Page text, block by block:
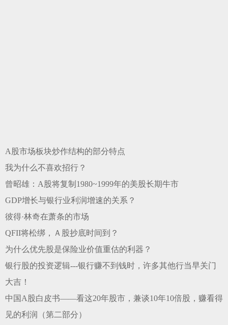
A股市场板块炒作结构的部分特点
我为什么不喜欢招行？
曾昭雄：A股将复制1980~1999年的美股长期牛市
GDP增长与银行业利润增速的关系？
彼得·林奇在萧条的市场
QFII将松绑，Ａ股抄底时间到？
为什么优先股是保险业价值重估的利器？
银行股的投资逻辑---银行赚不到钱时，许多其他行当早关门
大吉！
中国A股白皮书——看这20年股市，兼谈10年10倍股，赚看得
见的利润（第二部分）